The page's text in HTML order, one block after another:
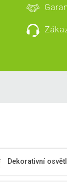
Dekorativní